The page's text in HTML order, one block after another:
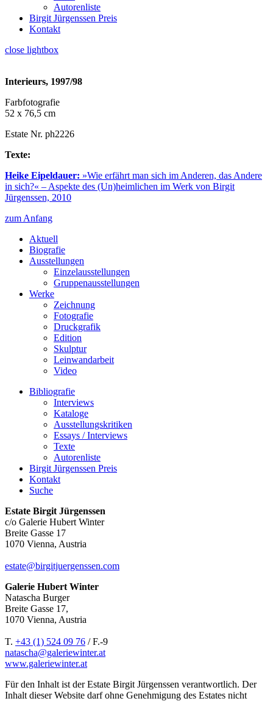
Autorenliste
Birgit Jürgenssen Preis
Kontakt
close lightbox
Interieurs, 1997/98
Farbfotografie
52 x 76,5 cm
Estate Nr. ph2226
Texte:
Heike Eipeldauer: »Wie erfährt man sich im Anderen, das Andere
in sich?« – Aspekte des (Un)heimlichen im Werk von Birgit
Jürgenssen, 2010
zum Anfang
Aktuell
Biografie
Ausstellungen
Einzelausstellungen
Gruppenausstellungen
Werke
Zeichnung
Fotografie
Druckgrafik
Edition
Skulptur
Leinwandarbeit
Video
Bibliografie
Interviews
Kataloge
Ausstellungskritiken
Essays / Interviews
Texte
Autorenliste
Birgit Jürgenssen Preis
Kontakt
Suche
Estate Birgit Jürgenssen
c/o Galerie Hubert Winter
Breite Gasse 17
1070 Vienna, Austria
estate@birgitjuergenssen.com
Galerie Hubert Winter
Natascha Burger
Breite Gasse 17,
1070 Vienna, Austria
T. +43 (1) 524 09 76 / F.-9
natascha@galeriewinter.at
www.galeriewinter.at
Für den Inhalt ist der Estate Birgit Jürgenssen verantwortlich. Der
Inhalt dieser Website darf ohne Genehmigung des Estates nicht